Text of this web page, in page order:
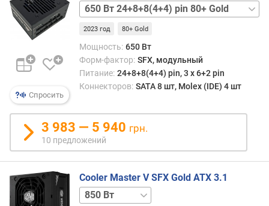
м
о
щ
о
с
ь
+
3
.
3
V
+
5
V
Спросить
450 Вт
24+4 pin
80+
Bronze
550 Вт
24+4 pin
80+
80+
Gold
24+8+8(4+4) pin
80+
2023 год 80+ Gold
Мощность: 650 Вт
Форм-фактор: SFX, модульный
Питание: 24+8+8(4+4) pin, 3 х 6+2 pin
Коннекторов: SATA 8 шт, Molex (IDE) 4 шт
3 983 — 5 940 грн.
10 предложений
Cooler Master V SFX Gold ATX 3.1
750 Вт